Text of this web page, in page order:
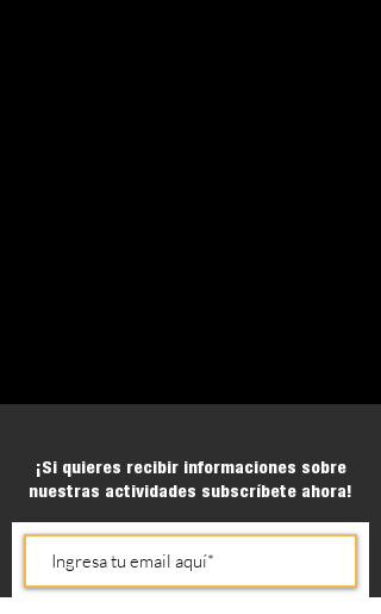
¡Si quieres recibir informaciones sobre
nuestras actividades subscríbete ahora!